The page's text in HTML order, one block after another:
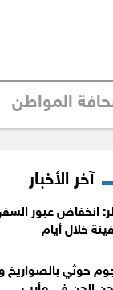
المواطن
آخر الأخبار
خلال أيام
حوثي